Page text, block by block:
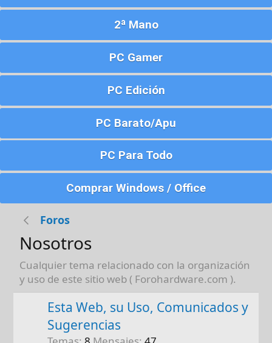
2ª Mano
PC Gamer
PC Edición
PC Barato/Apu
PC Para Todo
Comprar Windows / Office
Foros
Nosotros
Cualquier tema relacionado con la organización
y uso de este sitio web ( Forohardware.com ).
Esta Web, su Uso, Comunicados y
Sugerencias